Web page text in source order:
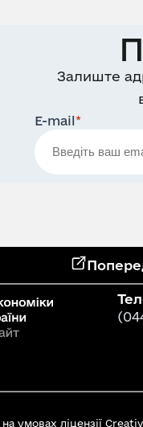
Залиште
E-mail*
на умовах ліцензії